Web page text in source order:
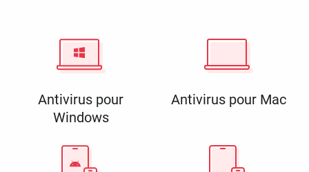
Antivirus pour
Windows
Antivirus pour Mac